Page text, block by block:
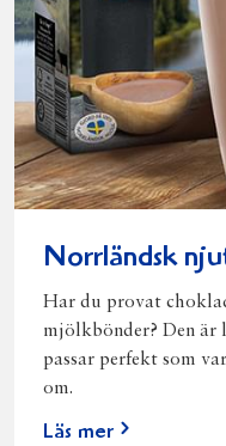
Norrländsk
Har du provat
mjölkbönder? Den är
passar perfekt som
om.
Läs mer